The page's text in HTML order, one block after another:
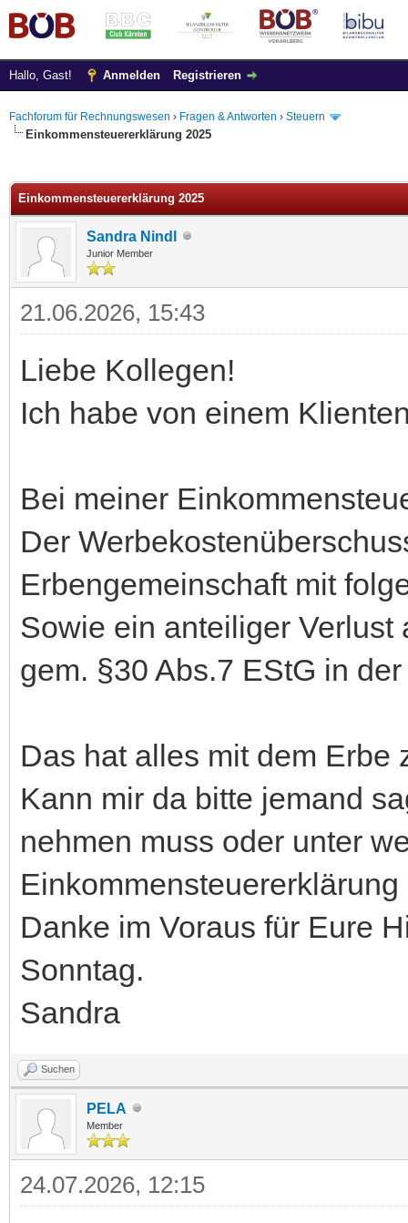
Hallo, Gast! Anmelden Registrieren
Fachforum für Rechnungswesen › Fragen & Antworten › Steuern
Einkommensteuererklärung 2025
Einkommensteuererklärung 2025
Sandra Nindl
Junior Member
21.06.2026, 15:43
Liebe Kollegen!
Ich habe von einem
Bei meiner
Der
Erbengemeinschaft mit
Sowie ein anteiliger
gem. §30 Abs.7 EStG in
Das hat alles mit dem Erbe
Kann mir da bitte jemand
nehmen muss oder unter
Danke im Voraus für Eure
Sonntag.
Sandra
Suchen
PELA
Member
24.07.2026, 12:15